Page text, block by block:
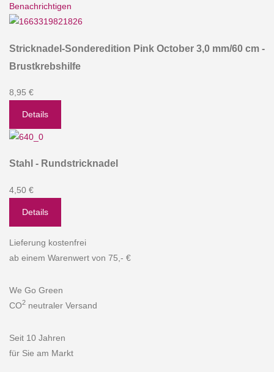
Benachrichtigen
Stricknadel-Sonderedition Pink October 3,0 mm/60 cm -
Brustkrebshilfe
8,95 €
Details
Stahl - Rundstricknadel
4,50 €
Details
Lieferung kostenfrei
ab einem Warenwert von 75,- €
We Go Green
CO2 neutraler Versand
Seit 10 Jahren
für Sie am Markt